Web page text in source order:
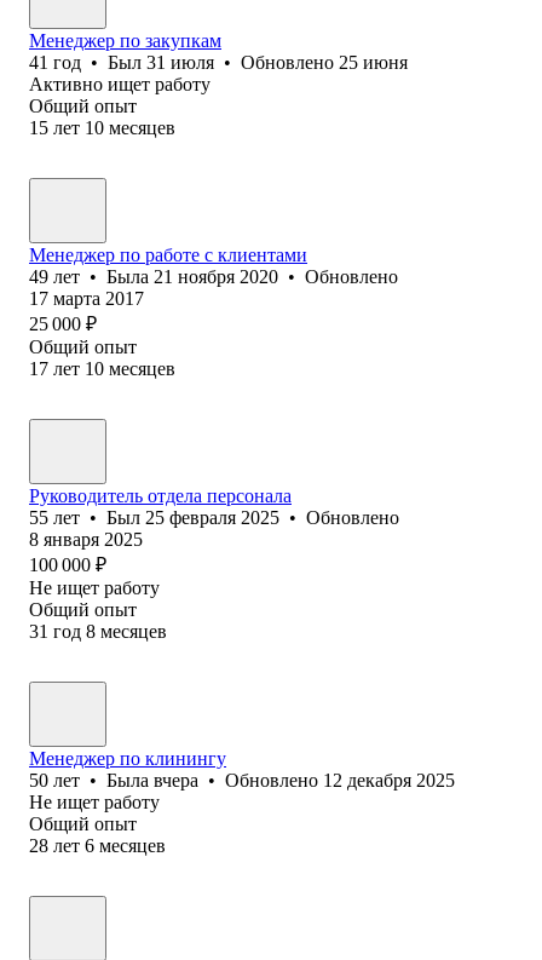
Менеджер по закупкам
41 год • Был 31 июля • Обновлено 25 июня
Активно ищет работу
Общий опыт
15 лет 10 месяцев
Менеджер по работе с клиентами
49 лет • Была 21 ноября 2020 • Обновлено
17 марта 2017
25 000 ₽
Общий опыт
17 лет 10 месяцев
Руководитель отдела персонала
55 лет • Был 25 февраля 2025 • Обновлено
8 января 2025
100 000 ₽
Не ищет работу
Общий опыт
31 год 8 месяцев
Менеджер по клинингу
50 лет • Была вчера • Обновлено 12 декабря 2025
Не ищет работу
Общий опыт
28 лет 6 месяцев